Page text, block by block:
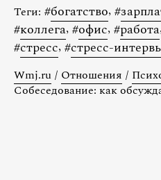
Теги: #богатство, #
#коллега, #офис, #работа
#стресс, #стресс-
Wmj.ru / Отношения /
Собеседование: как